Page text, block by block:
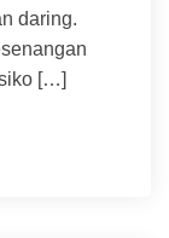
daring.
[…]